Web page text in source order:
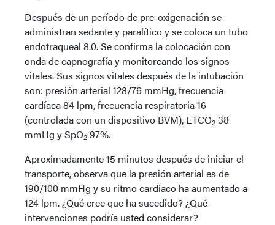
Después de un período de pre-oxigenación se
administran sedante y paralítico y se coloca un tubo
endotraqueal 8.0. Se confirma la colocación con
onda de capnografía y monitoreando los signos
vitales. Sus signos vitales después de la intubación
son: presión arterial 128/76 mmHg, frecuencia
cardíaca 84 lpm, frecuencia respiratoria 16
(controlada con un dispositivo BVM), ETCO2 38
mmHg y SpO2 97%.
Aproximadamente 15 minutos después de iniciar el
transporte, observa que la presión arterial es de
190/100 mmHg y su ritmo cardíaco ha aumentado a
124 lpm. ¿Qué cree que ha sucedido? ¿Qué
intervenciones podría usted considerar?